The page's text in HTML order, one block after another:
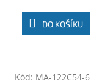
DO KOŠÍKU
Kód: MA-122C54-6